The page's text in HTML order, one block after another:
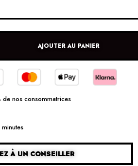
AJOUTER AU PANIER
nos consommatrices
À UN CONSEILLER